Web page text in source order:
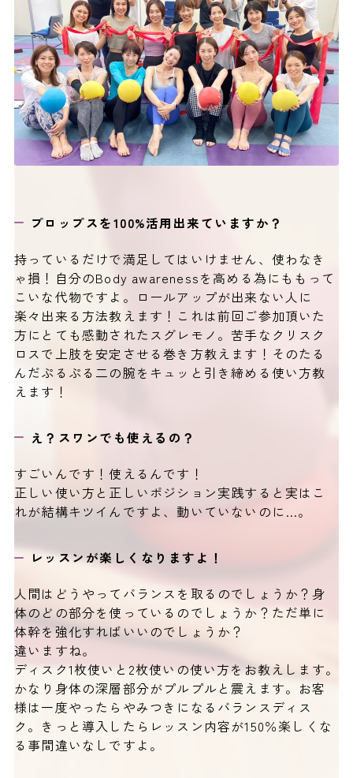
プロップスを100%活用出来ていますか？
持っているだけで満足してはいけません、使わなき
ゃ損！自分のBody awarenessを高める為にももって
こいな代物ですよ。ロールアップが出来ない人に
楽々出来る方法教えます！これは前回ご参加頂いた
方にとても感動されたスグレモノ。苦手なクリスク
ロスで上肢を安定させる巻き方教えます！そのたる
んだぷるぷる二の腕をキュッと引き締める使い方教
えます！
え？スワンでも使えるの？
すごいんです！使えるんです！
正しい使い方と正しいポジション実践すると実はこ
れが結構キツイんですよ、動いていないのに…。
レッスンが楽しくなりますよ！
人間はどうやってバランスを取るのでしょうか？身
体のどの部分を使っているのでしょうか？ただ単に
体幹を強化すればいいのでしょうか？
違いますね。
ディスク1枚使いと2枚使いの使い方をお教えします。
かなり身体の深層部分がプルプルと震えます。お客
様は一度やったらやみつきになるバランスディス
ク。きっと導入したらレッスン内容が150％楽しくな
る事間違いなしですよ。